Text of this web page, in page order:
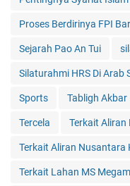
Proses Berdirinya FPI
Sejarah Pao An Tui
Silaturahmi HRS Di Arab
Sports Tabligh Akbar
Tercela Terkait Aliran
Terkait Aliran Nusantara
Terkait Lahan MS